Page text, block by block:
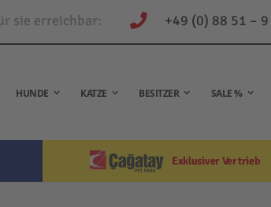
sie erreichbar: +49 (0) 88 51 –
HUNDE KATZE BESITZER SALE %
Exklusiver Vertrieb